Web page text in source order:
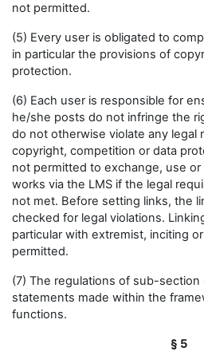
not permitted.
(5) Every user is obligated to
in particular the provisions of
protection.
(6) Each user is responsible for
he/she posts do not infringe the
do not otherwise violate any legal
copyright, competition or data
not permitted to exchange, use
works via the LMS if the legal
not met. Before setting links, the
checked for legal violations.
particular with extremist, inciting
permitted.
(7) The regulations of sub-section
statements made within the
functions.
§ 5